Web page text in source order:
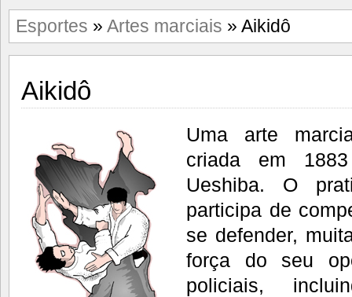
Esportes » Artes marciais » Aikidô
Aikidô
Uma arte
criada em
Ueshiba. O
participa de
se defender,
força do seu
policiais,